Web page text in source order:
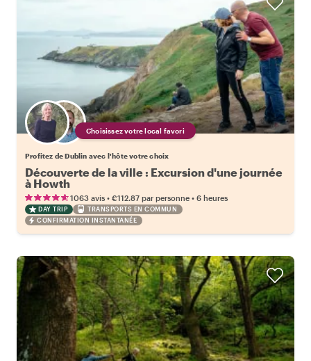
Choisissez votre local favori
Profitez de Dublin avec l'hôte votre choix
Découverte de la ville : Excursion d'une journée
à Howth
1063 avis • €112.87 par personne • 6 heures
DAY TRIP
TRANSPORTS EN COMMUN
CONFIRMATION INSTANTANÉE